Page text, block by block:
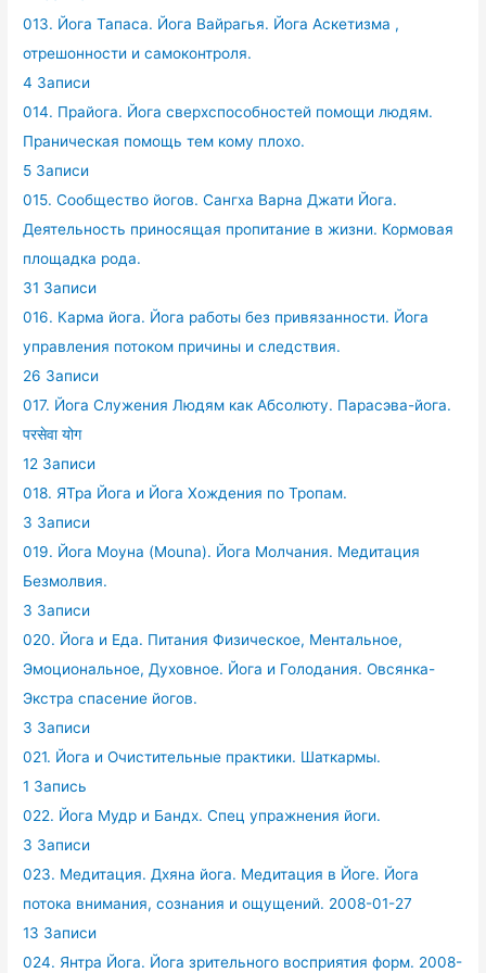
013. Йога Тапаса. Йога Вайрагья. Йога Аскетизма ,
отрешонности и самоконтроля.
4 Записи
014. Прайога. Йога сверхспособностей помощи людям.
Праническая помощь тем кому плохо.
5 Записи
015. Сообщество йогов. Сангха Варна Джати Йога.
Деятельность приносящая пропитание в жизни. Кормовая
площадка рода.
31 Записи
016. Карма йога. Йога работы без привязанности. Йога
управления потоком причины и следствия.
26 Записи
017. Йога Служения Людям как Абсолюту. Парасэва-йога.
परसेवा योग
12 Записи
018. ЯТра Йога и Йога Хождения по Тропам.
3 Записи
019. Йога Моуна (Mouna). Йога Молчания. Медитация
Безмолвия.
3 Записи
020. Йога и Еда. Питания Физическое, Ментальное,
Эмоциональное, Духовное. Йога и Голодания. Овсянка-
Экстра спасение йогов.
3 Записи
021. Йога и Очистительные практики. Шаткармы.
1 Запись
022. Йога Мудр и Бандх. Спец упражнения йоги.
3 Записи
023. Медитация. Дхяна йога. Медитация в Йоге. Йога
потока внимания, сознания и ощущений. 2008-01-27
13 Записи
024. Янтра Йога. Йога зрительного восприятия форм. 2008-